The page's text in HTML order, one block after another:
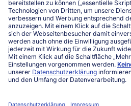
027863232
Mo-Fr. von 7 bis 20 Uhr
Service
Über bofrost*